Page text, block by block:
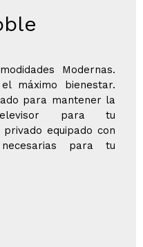
Modernas.
máximo bienestar.
para mantener la
para tu
equipado con
para tu